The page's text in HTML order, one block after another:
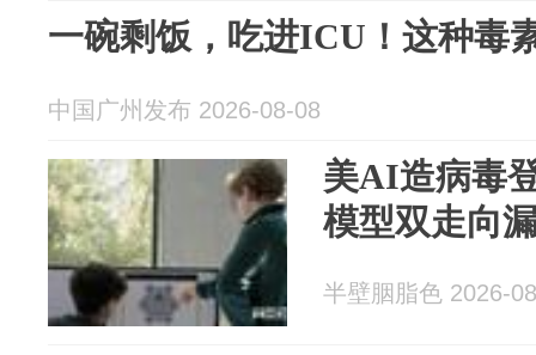
一碗剩饭，吃进ICU！这种毒
中国广州发布 2026-08-08
美AI造病毒
模型双走向
半壁胭脂色 2026-